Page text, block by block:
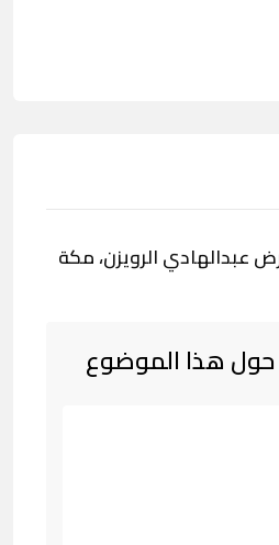
عبدالهادي الرويزن، مكة
حول هذا الموضوع